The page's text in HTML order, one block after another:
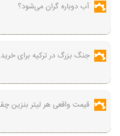
آب دوباره گران می‌شود؟
جنگ بزرگ در ترکیه برای
قیمت واقعی هر لیتر بنزین